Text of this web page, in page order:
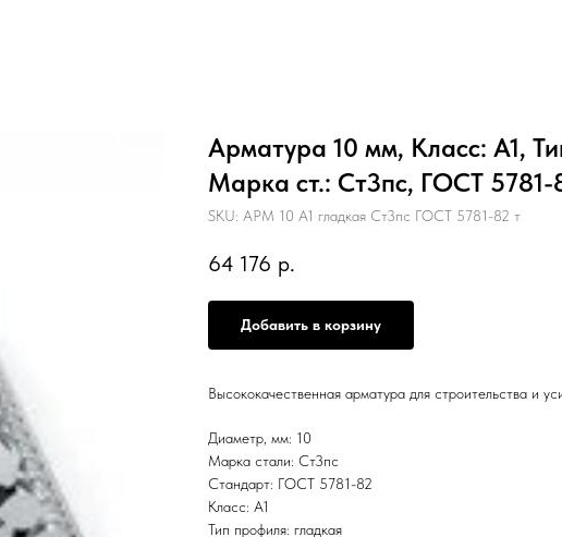
Арматура 10 мм, Класс: А1,
Марка ст.: Ст3пс, ГОСТ 5781-
SKU: АРМ 10 А1 гладкая Ст3пс ГОСТ 5781-82 т
64 176 р.
Добавить в корзину
Высококачественная арматура для строительства и
Диаметр, мм: 10
Марка стали: Ст3пс
Стандарт: ГОСТ 5781-82
Класс: А1
Тип профиля: гладкая